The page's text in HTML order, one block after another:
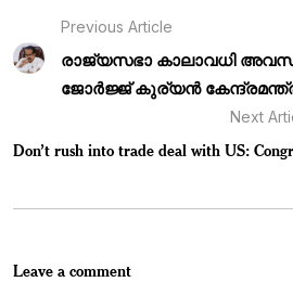
Previous Article
രാജ്യസഭാ കാലാവധി
ജോർജ്ജ് കുര്യൻ
Next
Don’t rush into trade deal with US:
Leave a comment